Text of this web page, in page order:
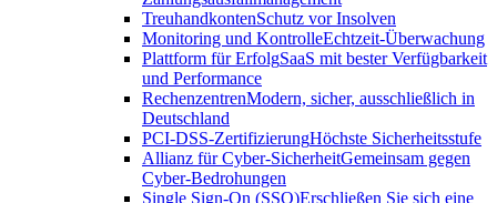
TreuhandkontenSchutz vor Insolven
Monitoring und KontrolleEchtzeit-Überwachung
Plattform für ErfolgSaaS mit bester Verfügbarkeit
und Performance
RechenzentrenModern, sicher, ausschließlich in
Deutschland
PCI-DSS-ZertifizierungHöchste Sicherheitsstufe
Allianz für Cyber-SicherheitGemeinsam gegen
Cyber-Bedrohungen
Single Sign-On (SSO)Erschließen Sie sich eine